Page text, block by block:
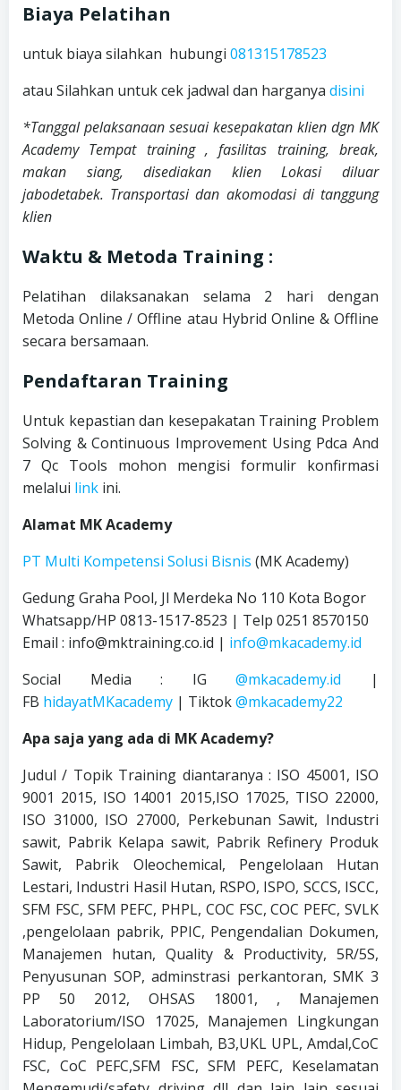
Biaya Pelatihan
untuk biaya silahkan hubungi 081315178523
atau Silahkan untuk cek jadwal dan harganya disini
*Tanggal pelaksanaan sesuai kesepakatan klien dgn MK
Academy Tempat training , fasilitas training, break,
makan siang, disediakan klienLokasi diluar
jabodetabek. Transportasi dan akomodasi di tanggung
klien
Waktu & Metoda Training :
Pelatihan dilaksanakan selama 2 hari dengan
Metoda Online / Offline atau Hybrid Online & Offline
secara bersamaan.
Pendaftaran Training
Untuk kepastian dan kesepakatan Training Problem
Solving & Continuous Improvement Using Pdca And
7 Qc Tools mohon mengisi formulir konfirmasi
melalui link ini.
Alamat MK Academy
PT Multi Kompetensi Solusi Bisnis (MK Academy)
Gedung Graha Pool, Jl Merdeka No 110 Kota Bogor
Whatsapp/HP 0813-1517-8523 | Telp 0251 8570150
Email : info@mktraining.co.id | info@mkacademy.id
Social Media : IG@mkacademy.id |
FB hidayatMKacademy | Tiktok@mkacademy22
Apa saja yang ada di MK Academy?
Judul / Topik Training diantaranya : ISO 45001, ISO
9001 2015, ISO 14001 2015,ISO 17025, TISO 22000,
ISO 31000, ISO 27000, Perkebunan Sawit, Industri
sawit, Pabrik Kelapa sawit, Pabrik Refinery Produk
Sawit, Pabrik Oleochemical, Pengelolaan Hutan
Lestari, Industri Hasil Hutan, RSPO, ISPO, SCCS, ISCC,
SFM FSC, SFM PEFC, PHPL, COC FSC, COC PEFC, SVLK
,pengelolaan pabrik, PPIC, Pengendalian Dokumen,
Manajemen hutan, Quality & Productivity, 5R/5S,
Penyusunan SOP, adminstrasi perkantoran, SMK 3
PP 50 2012, OHSAS 18001, , Manajemen
Laboratorium/ISO 17025, Manajemen Lingkungan
Hidup, Pengelolaan Limbah, B3,UKL UPL, Amdal,CoC
FSC, CoC PEFC,SFM FSC, SFM PEFC, Keselamatan